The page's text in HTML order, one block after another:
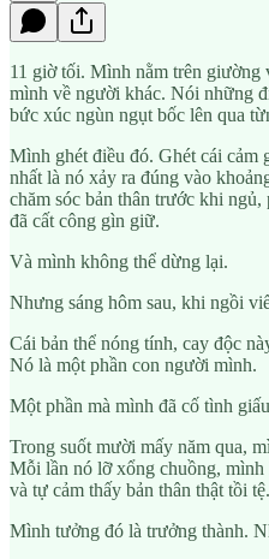
11 giờ tối. Mình nằm trên
mình về người khác. Nói những
bức xúc ngùn ngụt bốc lên qua
Mình ghét điều đó. Ghét cái cảm
nhất là nó xảy ra đúng vào
chăm sóc bản thân trước khi
đã cất công gìn giữ.
Và mình không thể dừng lại.
Nhưng sáng hôm sau, khi ngồi
Cái bản thể nóng tính, cay độc
Nó là một phần con người mình.
Một phần mà mình đã cố tình
Trong suốt mười mấy năm qua,
Mỗi lần nó lỡ xổng chuồng, mình
và tự cảm thấy bản thân thật tồi tệ.
Mình tưởng đó là trưởng thành.